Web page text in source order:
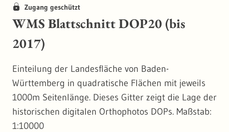
Zugang geschützt
WMS Blattschnitt DOP20 (bis
2017)
Einteilung der Landesfläche von Baden-
Württemberg in quadratische Flächen mit jeweils
1000m Seitenlänge. Dieses Gitter zeigt die Lage der
historischen digitalen Orthophotos DOPs. Maßstab:
1:10000